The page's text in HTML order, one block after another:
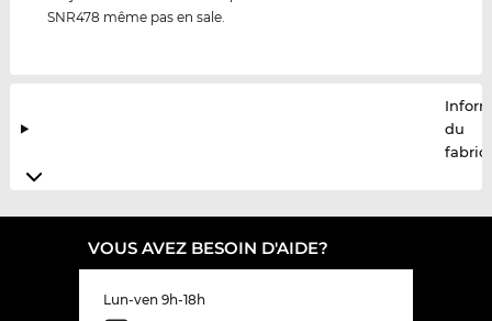
SNR478 même pas en sale.
du
VOUS AVEZ BESOIN D'AIDE?
Lun-ven 9h-18h